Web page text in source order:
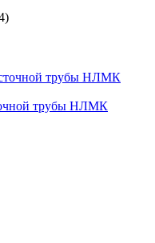
трубы НЛМК